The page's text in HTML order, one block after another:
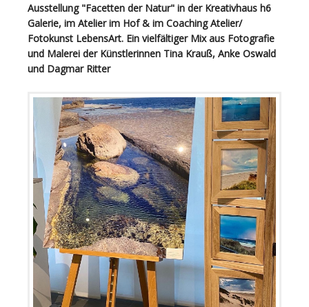
Ausstellung "Facetten der Natur" in der Kreativhaus h6
Galerie, im Atelier im Hof & im Coaching Atelier/
Fotokunst LebensArt. Ein vielfältiger Mix aus Fotografie
und Malerei der Künstlerinnen Tina Krauß, Anke Oswald
und Dagmar Ritter